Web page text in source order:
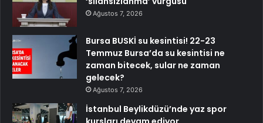
Ağustos 7, 2026
Bursa BUSKİ su kesintisi! 22-23
Temmuz Bursa’da su kesintisi ne
zaman bitecek, sular ne zaman
gelecek?
Ağustos 7, 2026
İstanbul Beylikdüzü’nde yaz spor